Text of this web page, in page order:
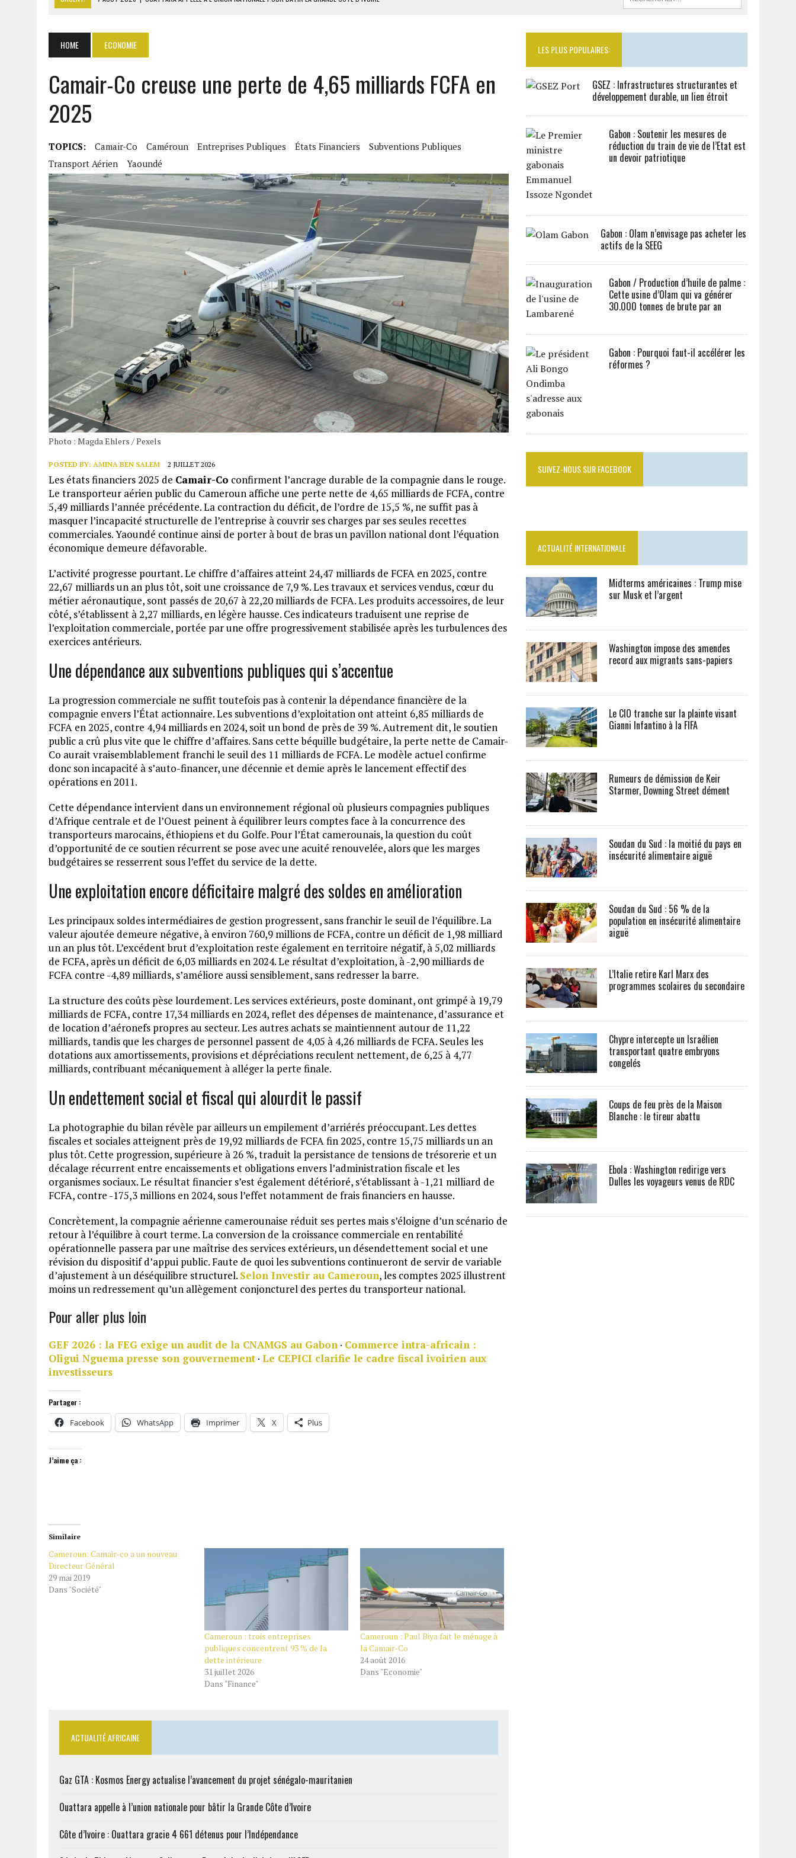
7 AOÛT 2026 | LE PREMIER MINISTRE GUINÉEN SALUE LE MODÈLE IVOIRIEN DE DÉVELOPPEMENT
7 AOÛT 2026
GAZ GTA : KOSMOS ENERGY ACTUALISE L’AVANCEMENT DU PROJET SÉNÉGALO-MAURITANIEN
HOME ECONOMIE
Camair-Co creuse une perte de 4,65 milliards FCFA en
2025
TOPICS: Camair-Co Caméroun Entreprises Publiques États Financiers
Subventions Publiques
Transport Aérien
Yaoundé
Photo : Magda Ehlers / Pexels
POSTED BY: AMINA BEN SALEM 2 JUILLET 2026
Les états financiers 2025 de Camair-Co confirment l’ancrage durable de la compagnie dans le rouge.
Le transporteur aérien public du Cameroun affiche une perte nette de 4,65 milliards de FCFA, contre
5,49 milliards l’année précédente. La contraction du déficit, de l’ordre de 15,5 %, ne suffit pas à
masquer l’incapacité structurelle de l’entreprise à couvrir ses charges par ses seules recettes
commerciales. Yaoundé continue ainsi de porter à bout de bras un pavillon national dont l’équation
économique demeure défavorable.
L’activité progresse pourtant. Le chiffre d’affaires atteint 24,47 milliards de FCFA en 2025, contre
22,67 milliards un an plus tôt, soit une croissance de 7,9 %. Les travaux et services vendus, cœur du
métier aéronautique, sont passés de 20,67 à 22,20 milliards de FCFA. Les produits accessoires, de leur
côté, s’établissent à 2,27 milliards, en légère hausse. Ces indicateurs traduisent une reprise de
l’exploitation commerciale, portée par une offre progressivement stabilisée après les turbulences des
exercices antérieurs.
Une dépendance aux subventions publiques qui s’accentue
La progression commerciale ne suffit toutefois pas à contenir la dépendance financière de la
compagnie envers l’État actionnaire. Les subventions d’exploitation ont atteint 6,85 milliards de
FCFA en 2025, contre 4,94 milliards en 2024, soit un bond de près de 39 %. Autrement dit, le soutien
public a crû plus vite que le chiffre d’affaires. Sans cette béquille budgétaire, la perte nette de Camair-
Co aurait vraisemblablement franchi le seuil des 11 milliards de FCFA. Le modèle actuel confirme
donc son incapacité à s’auto-financer, une décennie et demie après le lancement effectif des
opérations en 2011.
Cette dépendance intervient dans un environnement régional où plusieurs compagnies publiques
d’Afrique centrale et de l’Ouest peinent à équilibrer leurs comptes face à la concurrence des
transporteurs marocains, éthiopiens et du Golfe. Pour l’État camerounais, la question du coût
d’opportunité de ce soutien récurrent se pose avec une acuité renouvelée, alors que les marges
budgétaires se resserrent sous l’effet du service de la dette.
Une exploitation encore déficitaire malgré des soldes en amélioration
Les principaux soldes intermédiaires de gestion progressent, sans franchir le seuil de l’équilibre. La
valeur ajoutée demeure négative, à environ 760,9 millions de FCFA, contre un déficit de 1,98 milliard
un an plus tôt. L’excédent brut d’exploitation reste également en territoire négatif, à 5,02 milliards
de FCFA, après un déficit de 6,03 milliards en 2024. Le résultat d’exploitation, à -2,90 milliards de
FCFA contre -4,89 milliards, s’améliore aussi sensiblement, sans redresser la barre.
La structure des coûts pèse lourdement. Les services extérieurs, poste dominant, ont grimpé à 19,79
milliards de FCFA, contre 17,34 milliards en 2024, reflet des dépenses de maintenance, d’assurance et
de location d’aéronefs propres au secteur. Les autres achats se maintiennent autour de 11,22
milliards, tandis que les charges de personnel passent de 4,05 à 4,26 milliards de FCFA. Seules les
dotations aux amortissements, provisions et dépréciations reculent nettement, de 6,25 à 4,77
milliards, contribuant mécaniquement à alléger la perte finale.
Un endettement social et fiscal qui alourdit le passif
La photographie du bilan révèle par ailleurs un empilement d’arriérés préoccupant. Les dettes
fiscales et sociales atteignent près de 19,92 milliards de FCFA fin 2025, contre 15,75 milliards un an
plus tôt. Cette progression, supérieure à 26 %, traduit la persistance de tensions de trésorerie et un
décalage récurrent entre encaissements et obligations envers l’administration fiscale et les
organismes sociaux. Le résultat financier s’est également détérioré, s’établissant à -1,21 milliard de
FCFA, contre -175,3 millions en 2024, sous l’effet notamment de frais financiers en hausse.
Concrètement, la compagnie aérienne camerounaise réduit ses pertes mais s’éloigne d’un scénario de
retour à l’équilibre à court terme. La conversion de la croissance commerciale en rentabilité
opérationnelle passera par une maîtrise des services extérieurs, un désendettement social et une
révision du dispositif d’appui public. Faute de quoi les subventions continueront de servir de variable
d’ajustement à un déséquilibre structurel. Selon Investir au Cameroun, les comptes 2025 illustrent
moins un redressement qu’un allègement conjoncturel des pertes du transporteur national.
Pour aller plus loin
GEF 2026 : la FEG exige un audit de la CNAMGS au Gabon · Commerce intra-africain :
Oligui Nguema presse son gouvernement · Le CEPICI clarifie le cadre fiscal ivoirien aux
investisseurs
Partager :
Facebook WhatsApp Imprimer X Plus
J’aime ça :
Similaire
Cameroun: Camair-co a un nouveau
Directeur Général
29 mai 2019
Dans "Société"
Cameroun : trois entreprises
publiques concentrent 93 % de la
dette intérieure
31 juillet 2026
Dans "Finance"
Cameroun : Paul Biya fait le ménage à
la Camair-Co
24 août 2016
Dans "Economie"
ACTUALITÉ AFRICAINE
Gaz GTA : Kosmos Energy actualise l’avancement du projet sénégalo-mauritanien
Ouattara appelle à l’union nationale pour bâtir la Grande Côte d’Ivoire
Côte d’Ivoire : Ouattara gracie 4 661 détenus pour l’Indépendance
LES PLUS POPULAIRES:
GSEZ : Infrastructures structurantes et
développement durable, un lien étroit
Gabon : Soutenir les mesures de
réduction du train de vie de l’Etat est
un devoir patriotique
Gabon : Olam n’envisage pas acheter les
actifs de la SEEG
Gabon / Production d’huile de palme :
Cette usine d’Olam qui va générer
30.000 tonnes de brute par an
Gabon : Pourquoi faut-il accélérer les
réformes ?
SUIVEZ-NOUS SUR FACEBOOK
ACTUALITÉ INTERNATIONALE
Midterms américaines : Trump mise
sur Musk et l’argent
Washington impose des amendes
record aux migrants sans-papiers
Le CIO tranche sur la plainte visant
Gianni Infantino à la FIFA
Rumeurs de démission de Keir
Starmer, Downing Street dément
Soudan du Sud : la moitié du pays en
insécurité alimentaire aiguë
Soudan du Sud : 56 % de la
population en insécurité alimentaire
aiguë
L’Italie retire Karl Marx des
programmes scolaires du secondaire
Chypre intercepte un Israélien
transportant quatre embryons
congelés
Coups de feu près de la Maison
Blanche : le tireur abattu
Ebola : Washington redirige vers
Dulles les voyageurs venus de RDC